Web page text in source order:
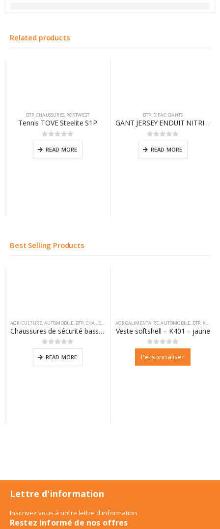
Related products
BTP,CHAUSSURES, PORTWEST
Tennis TOVE Steelite S1P
0sur 5
READ MORE
BTP, DIFAC,GANTS
GANT JERSEY ENDUIT NITRILE
0sur 5
READ MORE
Best Selling Products
AGRICULTURE AUTOMOBILE BTP ,CHAUSSURES ,DIFAC,VM FOOTWEAR
Chaussures de sécurité basse California
0sur 5
READ MORE
AGROALIMENTAIRE ,AUTOMOBILE BTP KARIBAN
Veste softshell – K401 – jaune
0sur 5
Personnaliser
Lettre d'information
Inscrivez vous à notre lettre d'information
Restez informé de nos offres